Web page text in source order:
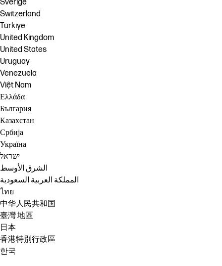
Sverige
Switzerland
Türkiye
United Kingdom
United States
Uruguay
Venezuela
Việt Nam
Ελλάδα
България
Казахстан
Србија
Україна
ישראל
الشرق الأوسط
المملكة العربية السعودية
ไทย
中华人民共和国
臺灣 地區
日本
香港特別行政區
한국